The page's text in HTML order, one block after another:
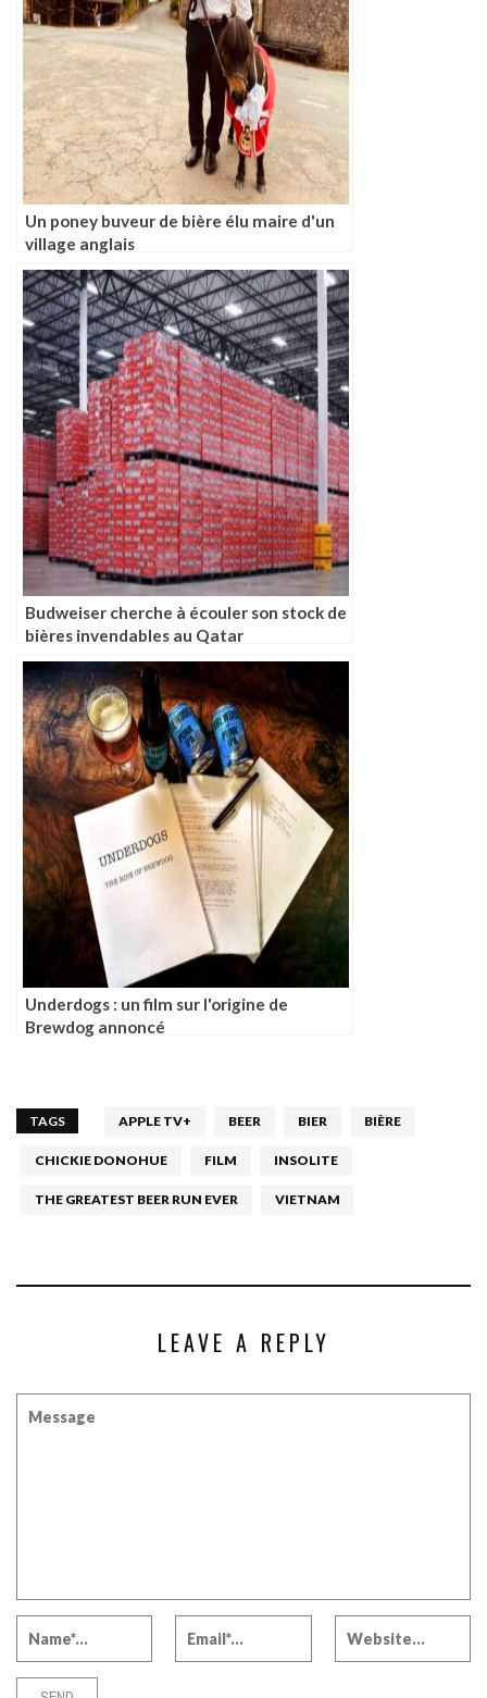
Un poney buveur de bière élu maire d'un
village anglais
Budweiser cherche à écouler son stock de
bières invendables au Qatar
Underdogs : un film sur l'origine de
Brewdog annoncé
TAGS APPLE TV+ BEER BIER BIÈRE
CHICKIE DONOHUE FILM INSOLITE
THE GREATEST BEER RUN EVER VIETNAM
LEAVE A REPLY